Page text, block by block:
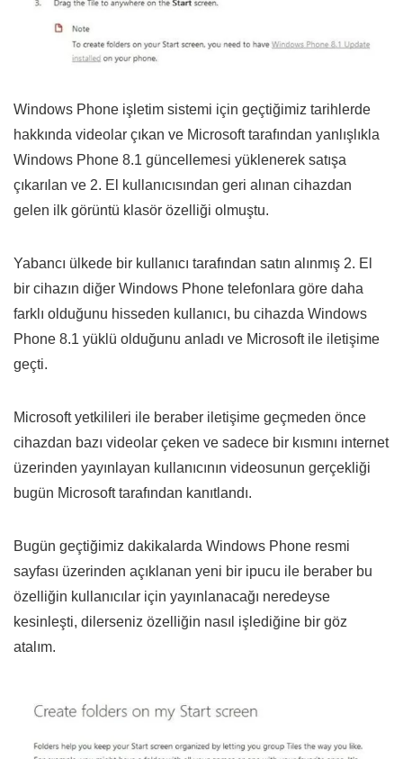
Windows Phone işletim sistemi için geçtiğimiz tarihlerde
hakkında videolar çıkan ve Microsoft tarafından yanlışlıkla
Windows Phone 8.1 güncellemesi yüklenerek satışa
çıkarılan ve 2. El kullanıcısından geri alınan cihazdan
gelen ilk görüntü klasör özelliği olmuştu.
Yabancı ülkede bir kullanıcı tarafından satın alınmış 2. El
bir cihazın diğer Windows Phone telefonlara göre daha
farklı olduğunu hisseden kullanıcı, bu cihazda Windows
Phone 8.1 yüklü olduğunu anladı ve Microsoft ile iletişime
geçti.
Microsoft yetkilileri ile beraber iletişime geçmeden önce
cihazdan bazı videolar çeken ve sadece bir kısmını internet
üzerinden yayınlayan kullanıcının videosunun gerçekliği
bugün Microsoft tarafından kanıtlandı.
Bugün geçtiğimiz dakikalarda Windows Phone resmi
sayfası üzerinden açıklanan yeni bir ipucu ile beraber bu
özelliğin kullanıcılar için yayınlanacağı neredeyse
kesinleşti, dilerseniz özelliğin nasıl işlediğine bir göz
atalım.